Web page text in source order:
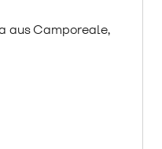
aus Camporeale,